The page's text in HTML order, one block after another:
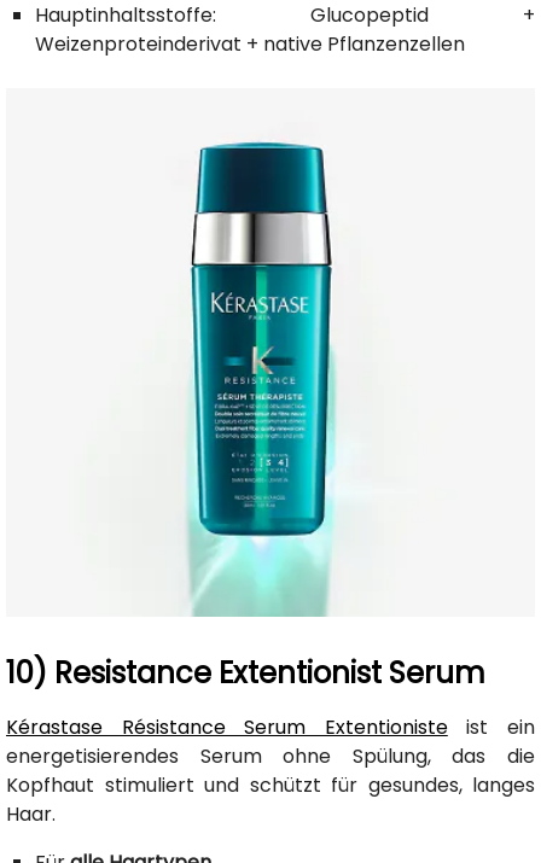
Hauptinhaltsstoffe: Glucopeptid +
Weizenproteinderivat + native Pflanzenzellen
10) Resistance Extentionist Serum
Kérastase Résistance Serum Extentionisteist ein
energetisierendes Serum ohne Spülung, das die
Kopfhaut stimuliert und schützt für gesundes, langes
Haar.